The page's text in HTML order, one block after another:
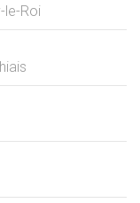
le-Roi